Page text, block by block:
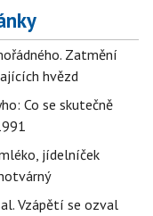
Zatmění
hvězd
Co se skutečně
jídelníček
Vzápětí se ozval